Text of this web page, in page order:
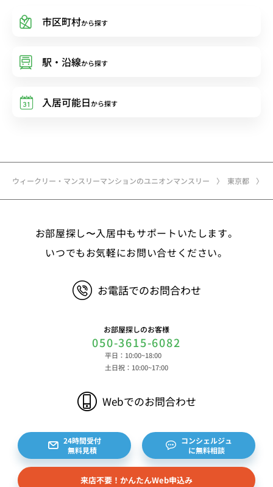
ウィークリー・マンスリーマンションのユニオンマンスリー 東京都
市区町村から探す
駅・沿線から探す
入居可能日から探す
お部屋探し〜入居中もサポートいたします。
いつでもお気軽にお問い合せください。
お電話でのお問合わせ
お部屋探しのお客様
050-3615-6082
平日：10:00~18:00
土日祝：10:00~17:00
Webでのお問合わせ
24時間受付
無料見積
コンシェルジュ
に無料相談
来店不要！かんたんWeb申込み